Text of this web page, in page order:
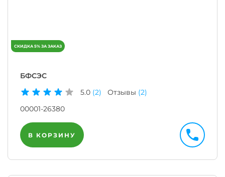
БФСЭС
5.0 (2) Отзывы (2)
00001-26380
В КОРЗИНУ